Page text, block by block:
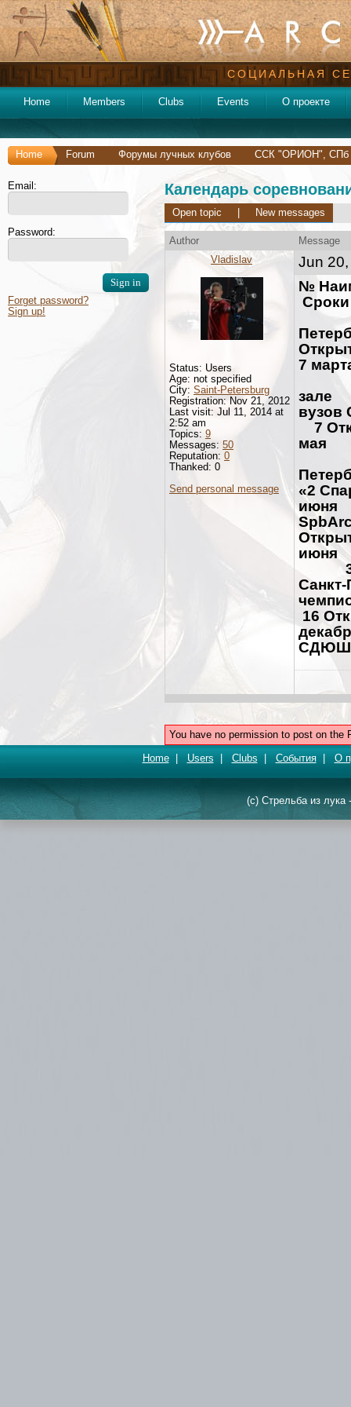
СОЦИАЛЬНАЯ
Home Members Clubs Events О проекте
Home Forum Форумы лучных клубов ССК "ОРИОН", СПб
Email:
Password:
Forget password?
Sign up!
Календарь
Open topic New messages
Author Message
Jun
№
10-
7
7
мая 8
«2
июня
июня
3-5
16
Vladislav
Status: Users
Age: not specified
City: Saint-Petersburg
Registration: Nov 21, 2012
Last visit: Jul 11, 2014 at
2:52 am
Topics: 9
Messages: 50
Reputation: 0
Thanked: 0
Send personal message
You have no permission to post on the
Home| Users Clubs События| О
(c) Стрельба из лука